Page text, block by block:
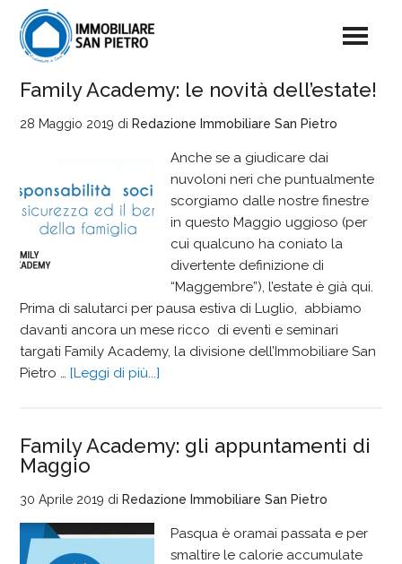
Family Academy: le novità dell’estate!
28 Maggio 2019 di Redazione Immobiliare San Pietro
Anche se a giudicare dai
nuvoloni neri che puntualmente
scorgiamo dalle nostre finestre
in questo Maggio uggioso (per
cui qualcuno ha coniato la
divertente definizione di
“Maggembre”), l’estate è già qui.
Prima di salutarci per pausa estiva di Luglio, abbiamo
davanti ancora un mese ricco di eventi e seminari
targati Family Academy, la divisione dell’Immobiliare San
Pietro …[Leggi di più...]
Family Academy: gli appuntamenti di
Maggio
30 Aprile 2019 di Redazione Immobiliare San Pietro
Pasqua è oramai passata e per
smaltire le calorie accumulate